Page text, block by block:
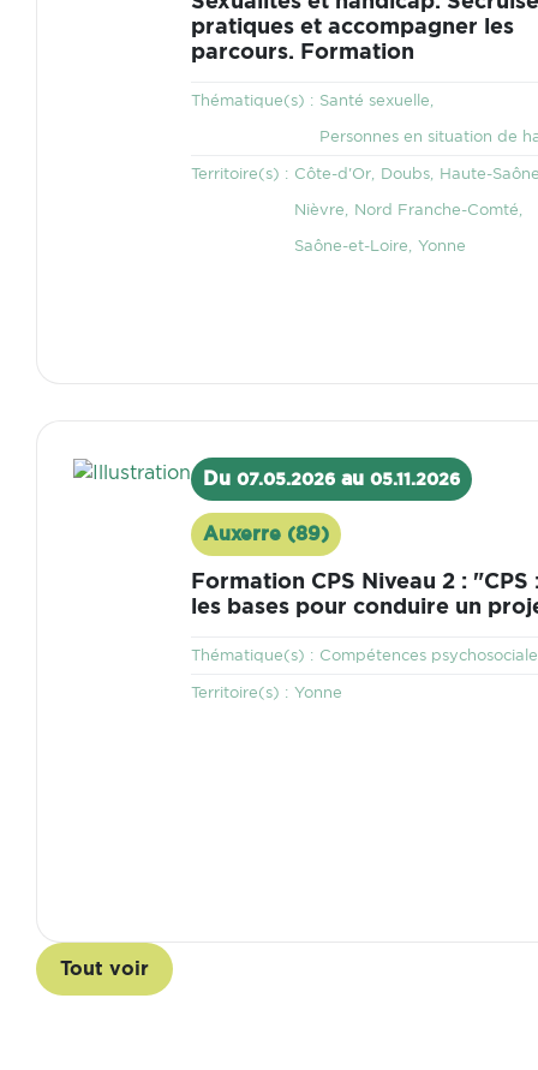
pratiques et accompagner les
parcours. Formation
Thématique(s) : Thématique
Santé sexuelle
Personnes en situation de
Territoire(s) : Territoire
Côte-d'Or Doubs Haute-
Nièvre
Nord Franche-Comté
Saône-et-Loire Yonne
Visuel Du 07.05.2026 au 05.11.2026
Lieu
Auxerre (89)
Formation CPS Niveau 2 : "CPS
les bases pour conduire un
Thématique(s) : Thématique
Compétences
Territoire(s) : Territoire
Yonne
Tout voir